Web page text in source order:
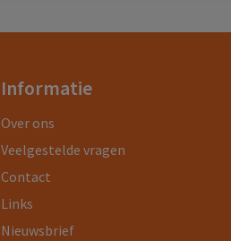
Informatie
Over ons
Veelgestelde vragen
Contact
Links
Nieuwsbrief